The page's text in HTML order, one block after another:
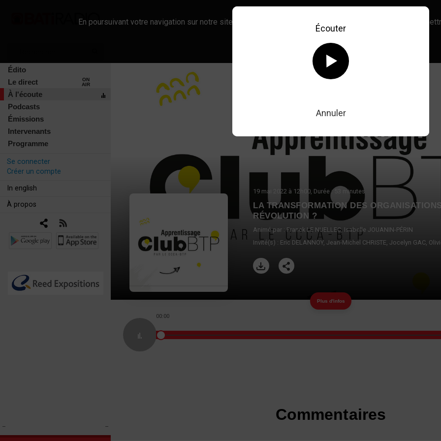
Édito
Le direct
ON
AIR
À l'écoute
Podcasts
Émissions
Intervenants
Programme
Se connecter
Créer un compte
In english
À propos
Retour au direct
19 mai 2022 à 12h00, Durée : 53 minutes
LA TRANSFORMATION DES
RÉVOLUTION ?
Animé par :Franck LE NUELLEC Isabelle JOUANIN-PÉRIN
Invité(s) : Eric DELANNOY Jean-Michel CHRISTE Jocelyn GAC
Plus d'infos
00:00
Commentaires
En poursuivant votre navigation sur notre site, vous acceptez l’utilisation de cookies afin de nous
Écouter
Annuler